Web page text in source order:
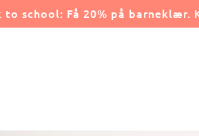
to school: Få 20% på barneklær.